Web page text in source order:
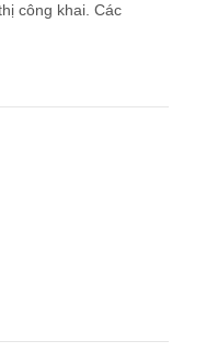
công khai. Các